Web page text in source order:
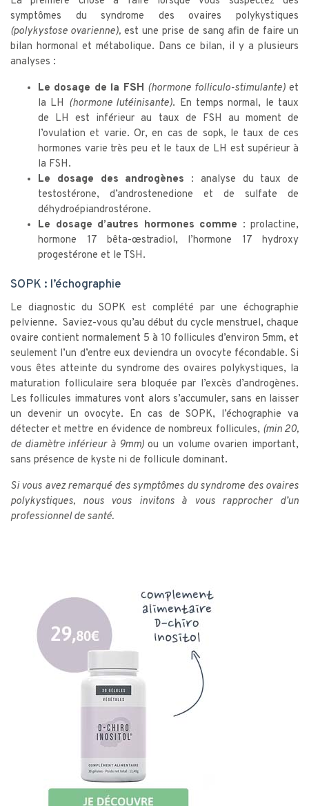
symptômes du syndrome des ovaires polykystiques
(polykystose ovarienne), est une prise de sang afin de faire un
bilan hormonal et métabolique. Dans ce bilan, il y a plusieurs
analyses :
Le dosage de la FSH (hormone folliculo-stimulante)et
la LH (hormone lutéinisante). En temps normal, le taux
de LH est inférieur au taux de FSH au moment de
l’ovulation et varie. Or, en cas de sopk, le taux de ces
hormones varie très peu et le taux de LH est supérieur à
la FSH.
Le dosage des androgènes : analyse du taux de
testostérone, d’androstenedione et de sulfate de
déhydroépiandrostérone.
Le dosage d’autres hormones comme : prolactine,
hormone 17 bêta-œstradiol, l’hormone 17 hydroxy
progestérone et le TSH.
SOPK : l’échographie
Le diagnostic du SOPK est complété par une échographie
pelvienne. Saviez-vous qu’au début du cycle menstruel, chaque
ovaire contient normalement 5 à 10 follicules d’environ 5mm, et
seulement l’un d’entre eux deviendra un ovocyte fécondable. Si
vous êtes atteinte du syndrome des ovaires polykystiques, la
maturation folliculaire sera bloquée par l’excès d’androgènes.
Les follicules immatures vont alors s’accumuler, sans en laisser
un devenir un ovocyte. En cas de SOPK, l’échographie va
détecter et mettre en évidence de nombreux follicules, (min 20,
de diamètre inférieur à 9mm)ou un volume ovarien important,
sans présence de kyste ni de follicule dominant.
Si vous avez remarqué des symptômes du syndrome des ovaires
polykystiques, nous vous invitons à vous rapprocher d’un
professionnel de santé.